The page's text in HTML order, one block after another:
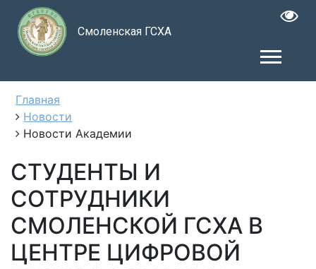
Смоленская ГСХА
Главная
Новости
Новости Академии
СТУДЕНТЫ И
СОТРУДНИКИ
СМОЛЕНСКОЙ ГСХА В
ЦЕНТРЕ ЦИФРОВОЙ